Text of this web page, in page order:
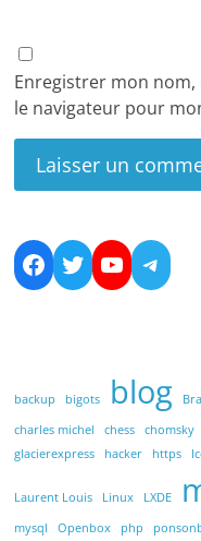
Enregistrer mon
le navigateur pour
Facebook
Twitter
YouTube
backup bigots blog
charles michel
chess chomsky
glacierexpress
hacker https
Laurent Louis Linux LXDE
mysql
Openbox php